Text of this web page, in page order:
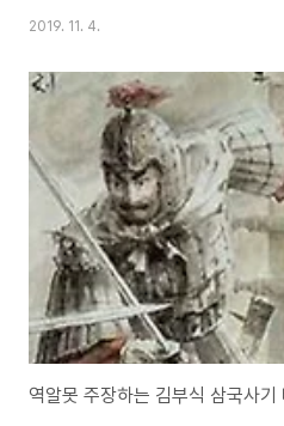
을 기점으로 망가졌거든요. 흉노족 유요는
국지 오나라 태자태부 하소 이야기는 손권
리 왕이어도 중앙정부에서 파견한 관리를
참 독특했습니다. 독특했어요. 하태부賀太
邵)는 오군吳郡의 태수가 되었는데 처음에
그래서 오군의 호족豪族들은 그를 바보라
2019. 11. 4.